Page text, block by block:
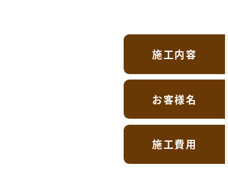
施工内容
お客様名
施工費用